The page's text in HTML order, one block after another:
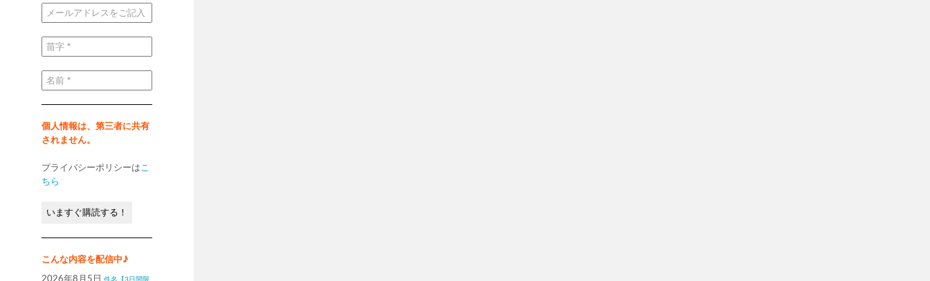
メ
ー
ル
ド
レ
ス
ご
記
入
だ
い
*
苗
字
*
名
前
*
個人情報は、第三者に共有
されません。
プライバシーポリシーはこ
ちら
こんな内容を配信中♪
2026年8月5日 件名【3日間限